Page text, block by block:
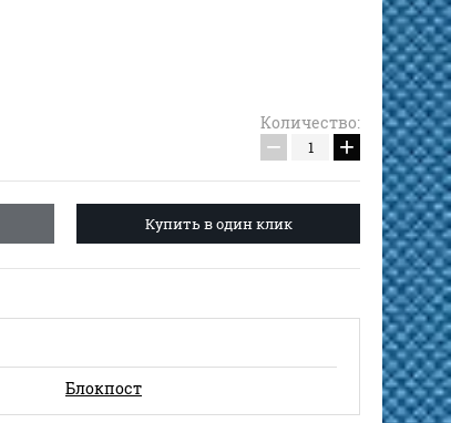
Количество:
− +
Купить в один клик
Блокпост